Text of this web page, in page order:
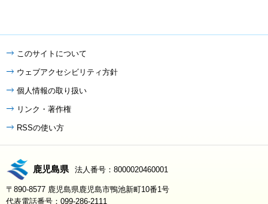
このサイトについて
ウェブアクセシビリティ方針
個人情報の取り扱い
リンク・著作権
RSSの使い方
鹿児島県 法人番号：8000020460001
〒890-8577 鹿児島県鹿児島市鴨池新町10番1号
代表電話番号：099-286-2111